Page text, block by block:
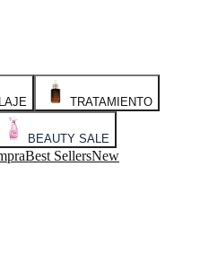
TRATAMIENTO
BEAUTY SALE
Best SellersNew